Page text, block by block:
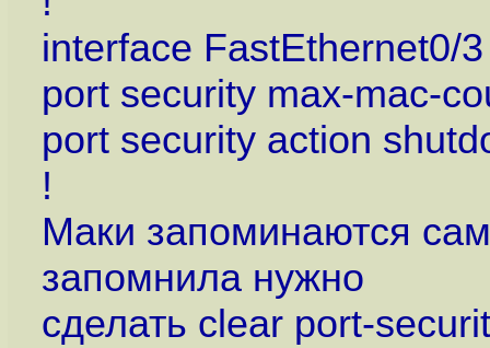
interface FastEthernet0/3
port security max-mac-
port security action
!
Маки запоминаются
запомнила нужно
сделать clear port-